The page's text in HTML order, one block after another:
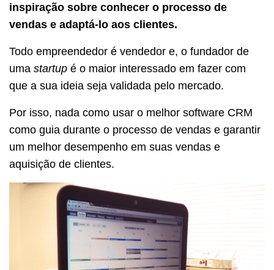
inspiração sobre conhecer o processo de
vendas e adaptá-lo aos clientes.
Todo empreendedor é vendedor e, o fundador de
uma startup é o maior interessado em fazer com
que a sua ideia seja validada pelo mercado.
Por isso, nada como usar o melhor software CRM
como guia durante o processo de vendas e garantir
um melhor desempenho em suas vendas e
aquisição de clientes.